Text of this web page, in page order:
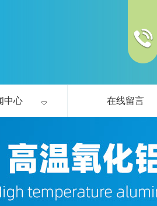
中心 在线留言